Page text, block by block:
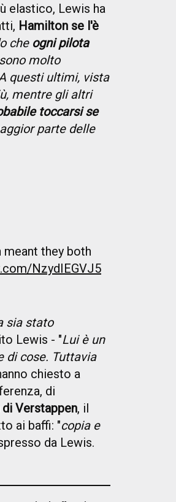
elastico, Lewis ha
Hamilton se l'è
che ogni pilota
molto
questi ultimi, vista
mentre gli altri
toccarsi se
parte delle
they both
NzydIEGVJ5
sia stato
Lewis - "Lui è un
di cose. Tuttavia
chiesto a
di
Verstappen, il
ai baffi: "copia e
da Lewis.